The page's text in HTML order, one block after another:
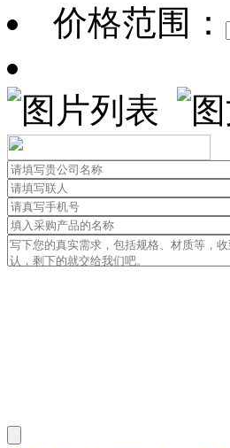
价格范围：